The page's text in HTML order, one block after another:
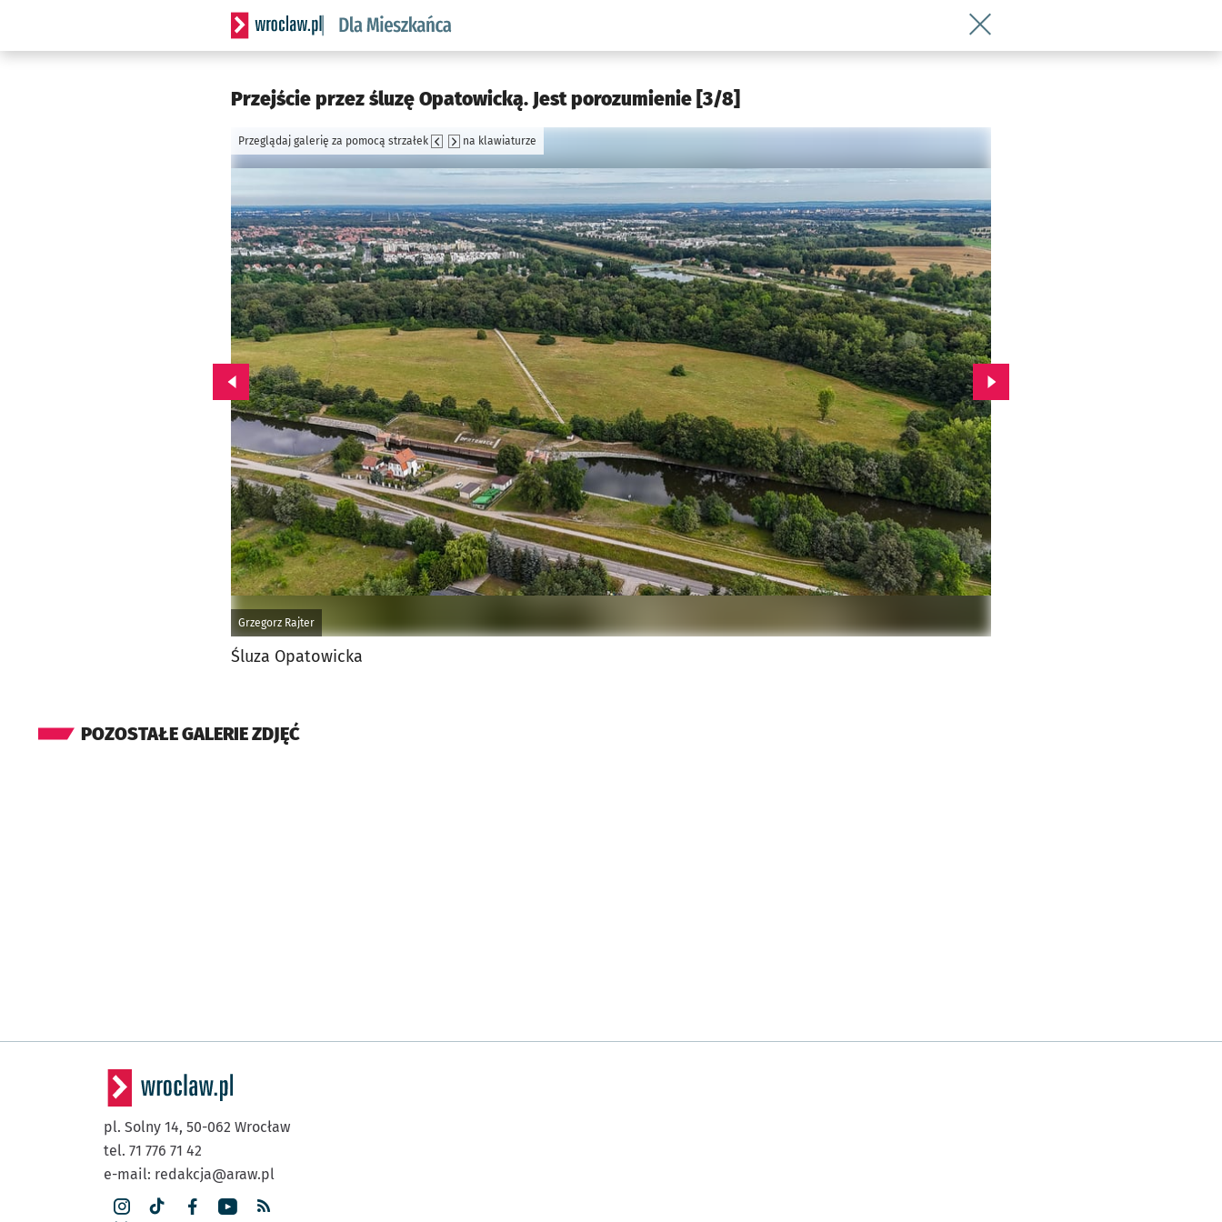
Serwis informacyjny wroclaw.pl podserwis: Dla mieszkańca
Wróć do artykułu Przejście przez
Przejście przez śluzę Opatowicką. Jest porozumienie [3/8]
Grzegorz Rajter
Przeglądaj galerię za pomocą strzałek na klawiaturze
Przejdź do poprzedniego zdjęcia. Przejdź do kolejnego zdjęcia.
Śluza Opatowicka
POZOSTAŁE GALERIE ZDJĘĆ
pl. Solny 14, 50-062 Wrocław
tel. 71 776 71 42
e-mail: redakcja@araw.pl